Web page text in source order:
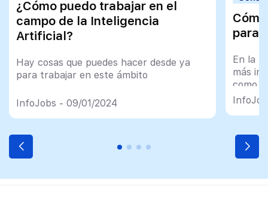
¿Cómo puedo trabajar en el
campo de la Inteligencia
Artificial?
Hay cosas que puedes hacer desde ya
para trabajar en este ámbito
InfoJobs - 09/01/2024
para
En la
más
como